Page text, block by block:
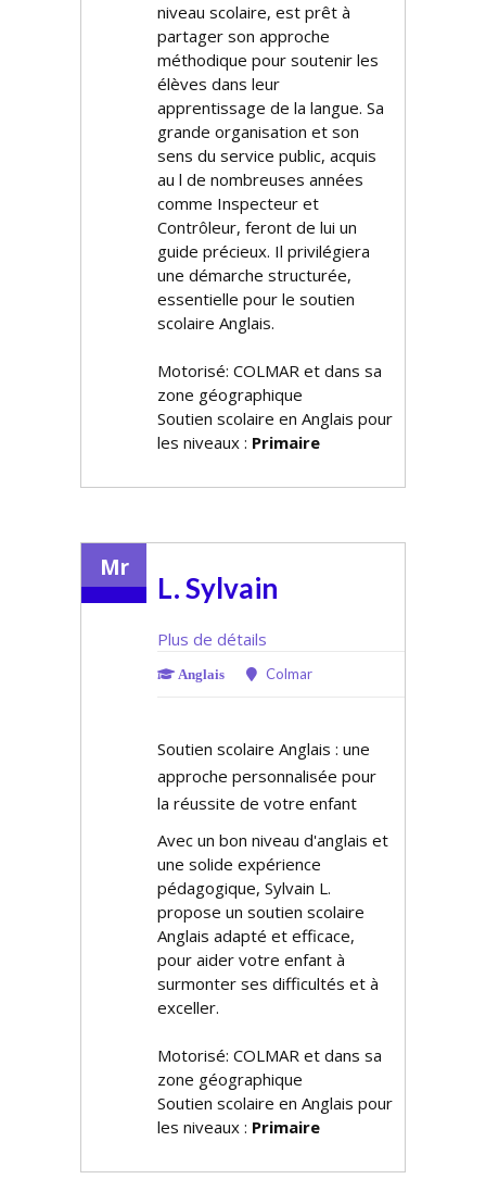
niveau scolaire, est prêt à
partager son approche
méthodique pour soutenir les
élèves dans leur
apprentissage de la langue. Sa
grande organisation et son
sens du service public, acquis
au fil de nombreuses années
comme Inspecteur et
Contrôleur, feront de lui un
guide précieux. Il privilégiera
une démarche structurée,
essentielle pour le soutien
scolaire Anglais.
Motorisé: COLMAR et dans sa
zone géographique
Soutien scolaire en Anglais pour
les niveaux : Primaire
Mr
L. Sylvain
Plus de détails
Anglais Colmar
Soutien scolaire Anglais : une
approche personnalisée pour
la réussite de votre enfant
Avec un bon niveau d'anglais et
une solide expérience
pédagogique, Sylvain L.
propose un soutien scolaire
Anglais adapté et efficace,
pour aider votre enfant à
surmonter ses difficultés et à
exceller.
Motorisé: COLMAR et dans sa
zone géographique
Soutien scolaire en Anglais pour
les niveaux : Primaire